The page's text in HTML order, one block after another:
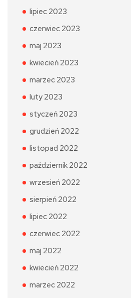
lipiec 2023
czerwiec 2023
maj 2023
kwiecień 2023
marzec 2023
luty 2023
styczeń 2023
grudzień 2022
listopad 2022
październik 2022
wrzesień 2022
sierpień 2022
lipiec 2022
czerwiec 2022
maj 2022
kwiecień 2022
marzec 2022